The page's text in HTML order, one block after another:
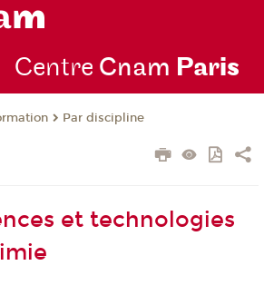
Centre Cnam Paris
Par discipline
et technologies